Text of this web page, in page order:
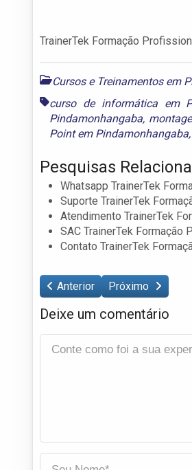
TrainerTek Formação
Cursos e Treinamentos em
curso de informática em
Pindamonhangaba,
Point em Pindamonhangaba,
Pesquisas
Whatsapp TrainerTek
Suporte TrainerTek
Atendimento TrainerTek
SAC TrainerTek Formação
Contato TrainerTek
Anterior Próximo
Deixe um comentário